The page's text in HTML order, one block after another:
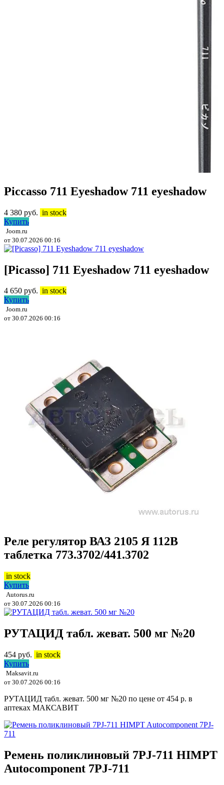
Piccasso 711 Eyeshadow 711 eyeshadow
4 380 руб. in stock
Купить
Joom.ru
от 30.07.2026 00:16
[Picasso] 711 Eyeshadow 711 eyeshadow
4 650 руб. in stock
Купить
Joom.ru
от 30.07.2026 00:16
Реле регулятор ВАЗ 2105 Я 112В
таблетка 773.3702/441.3702
in stock
Купить
Autorus.ru
от 30.07.2026 00:16
РУТАЦИД табл. жеват. 500 мг №20
454 руб. in stock
Купить
Maksavit.ru
от 30.07.2026 00:16
РУТАЦИД табл. жеват. 500 мг №20 по цене от 454 р. в
аптеках МАКСАВИТ
Ремень поликлиновый 7PJ-711 HIMPT
Autocomponent 7PJ-711